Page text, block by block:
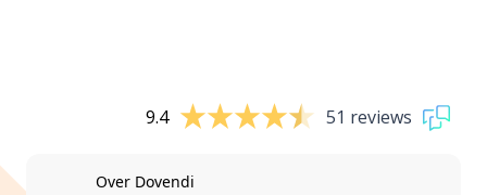
9.4 51 reviews
Over Dovendi